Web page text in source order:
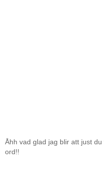
Åhh vad glad jag blir att just
ord!!